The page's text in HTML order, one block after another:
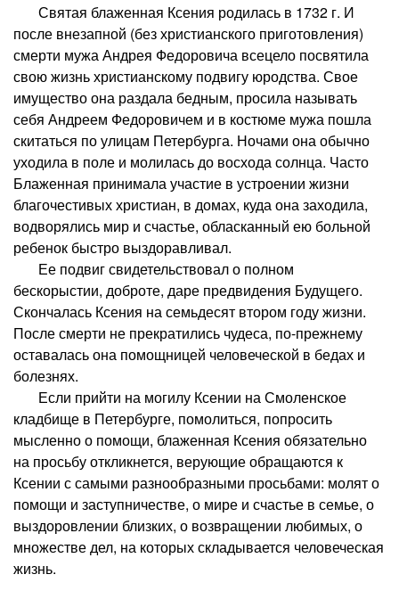
Святая блаженная Ксения родилась в 1732 г. И
после внезапной (без христианского приготовления)
смерти мужа Андрея Федоровича всецело посвятила
свою жизнь христианскому подвигу юродства. Свое
имущество она раздала бедным, просила называть
себя Андреем Федоровичем и в костюме мужа пошла
скитаться по улицам Петербурга. Ночами она обычно
уходила в поле и молилась до восхода солнца. Часто
Блаженная принимала участие в устроении жизни
благочестивых христиан, в домах, куда она заходила,
водворялись мир и счастье, обласканный ею больной
ребенок быстро выздоравливал.
Ее подвиг свидетельствовал о полном
бескорыстии, доброте, даре предвидения Будущего.
Скончалась Ксения на семьдесят втором году жизни.
После смерти не прекратились чудеса, по-прежнему
оставалась она помощницей человеческой в бедах и
болезнях.
Если прийти на могилу Ксении на Смоленское
кладбище в Петербурге, помолиться, попросить
мысленно о помощи, блаженная Ксения обязательно
на просьбу откликнется, верующие обращаются к
Ксении с самыми разнообразными просьбами: молят о
помощи и заступничестве, о мире и счастье в семье, о
выздоровлении близких, о возвращении любимых, о
множестве дел, на которых складывается человеческая
жизнь.